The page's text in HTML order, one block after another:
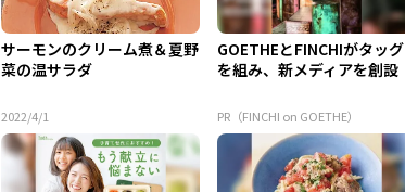
サーモンのクリーム煮＆夏野
菜の温サラダ
2022/4/1
GOETHEとFINCHIがタッグ
を組み、新メディアを創設
PR（FINCHI on GOETHE）